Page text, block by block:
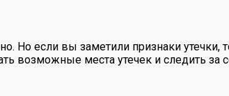
если вы заметили признаки утечки,
возможные места утечек и следить за